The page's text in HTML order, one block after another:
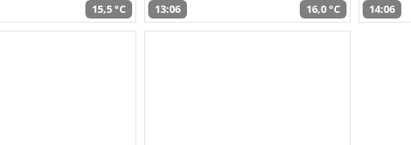
15,5 °C 13:06 16,0 °C 14:06